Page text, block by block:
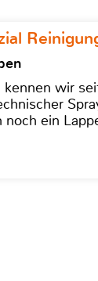
wir
ein